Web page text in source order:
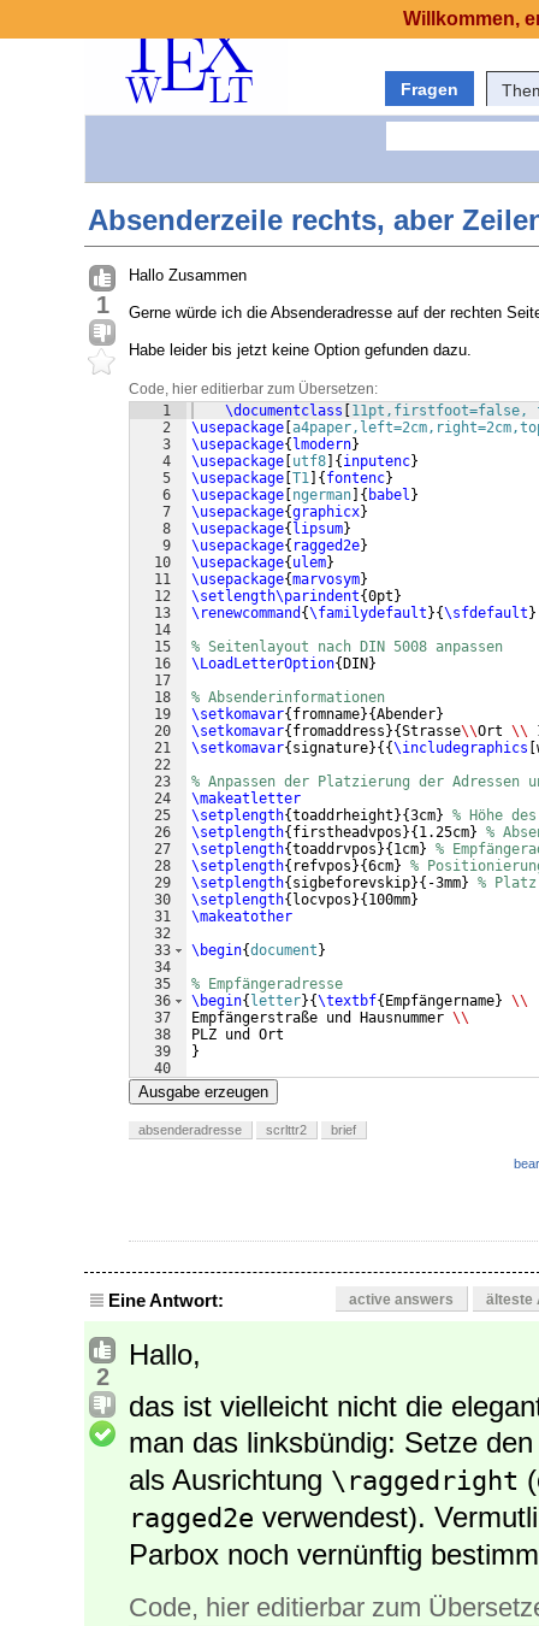
Fragen
Absenderzeile rechts, aber
1
Hallo Zusammen
Gerne würde ich die Absenderadresse auf der rechten
Habe leider bis jetzt keine Option gefunden dazu.
Code, hier editierbar zum Übersetzen:
1
2
3
4
5
6
7
8
9
10
11
12
13
14
15
16
17
18
19
20
21
22
23
24
25
26
27
28
29
30
31
32
33
34
35
36
37
38
39
40
41
\documentclass
11pt,firstfoot=false,
\usepackage
\usepackage{ lmodern}
\usepackage utf8 { inputenc}
\usepackage T1 { fontenc}
\usepackage ngerman { babel }
\usepackage{graphicx}
\usepackage{ lipsum}
\usepackage{ ragged2e}
\usepackage{ ulem}
\usepackage{marvosym}
\setlength\parindent{0pt }
\renewcommand {\familydefault }{\sfdefault }
% Seitenlayout nach DIN 5008 anpassen
\LoadLetterOption{ DIN }
% Absenderinformationen
\setkomavar{ fromname}{Abender}
\setkomavar{ fromaddress }{Strasse\\Ort \\
\setkomavar{ signature}{{\includegraphics
% Anpassen der Platzierung der Adressen
\makeatletter
\setplength{toaddrheight }{3cm} % Höhe
\setplength{ firstheadvpos }{ 1.25cm} %
\setplength{toaddrvpos }{ 1cm} %
\setplength{ refvpos }{6cm} %
\setplength{ sigbeforevskip}{ -3mm} %
\setplength{ locvpos }{ 100mm}
\makeatother
\begin{document }
% Empfängeradresse
\begin{ letter}{\textbf{ Empfängername} \\
Empfängerstraße und Hausnummer \\
PLZ und Ort
}
% Betreffzeile
Ausgabe erzeugen
absenderadresse scrlttr2 brief
Eine Antwort: active answers älteste
2
Hallo,
das ist vielleicht nicht die
man das linksbündig: Setze
als Ausrichtung \raggedright
ragged2e verwendest).
Parbox noch vernünftig
Code, hier editierbar zum
Willkommen,